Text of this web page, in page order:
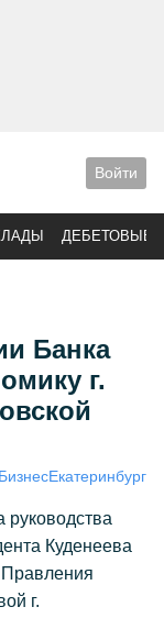
Войти
ДЕБЕТОВЫЕ
Банка
г.
БизнесЕкатеринбург
руководства
Куденеева
г.